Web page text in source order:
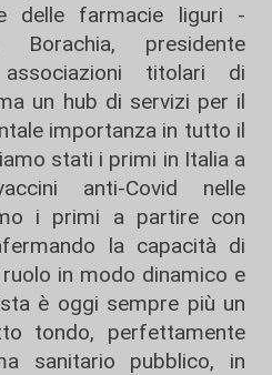
delle farmacie liguri -
Borachia, presidente
titolari di
un hub di servizi per il
importanza in tutto il
stati i primi in Italia a
anti-Covid nelle
i primi a partire con
la capacità di
in modo dinamico e
è oggi sempre più un
tondo, perfettamente
sanitario pubblico, in